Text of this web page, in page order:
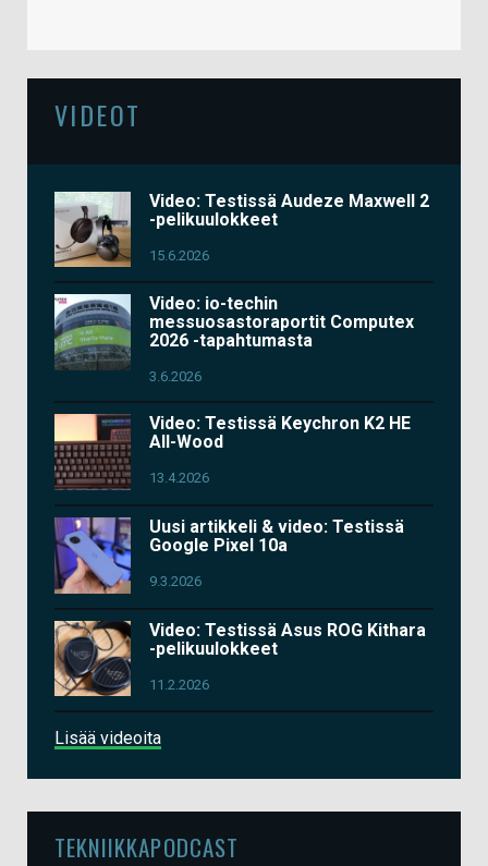
VIDEOT
Video: Testissä Audeze Maxwell 2
-pelikuulokkeet
15.6.2026
Video: io-techin
messuosastoraportit Computex
2026 -tapahtumasta
3.6.2026
Video: Testissä Keychron K2 HE
All-Wood
13.4.2026
Uusi artikkeli & video: Testissä
Google Pixel 10a
9.3.2026
Video: Testissä Asus ROG Kithara
-pelikuulokkeet
11.2.2026
Lisää videoita
TEKNIIKKAPODCAST